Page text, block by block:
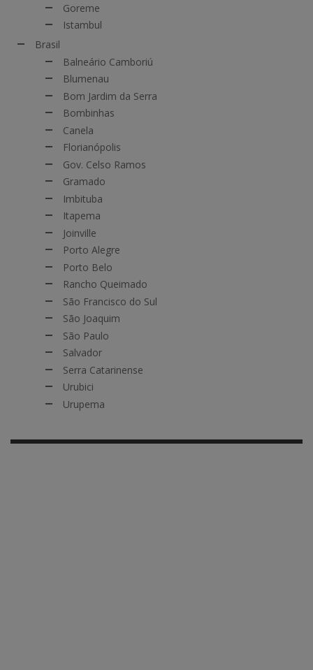
Goreme
Istambul
Brasil
Balneário Camboriú
Blumenau
Bom Jardim da Serra
Bombinhas
Canela
Florianópolis
Gov. Celso Ramos
Gramado
Imbituba
Itapema
Joinville
Porto Alegre
Porto Belo
Rancho Queimado
São Francisco do Sul
São Joaquim
São Paulo
Salvador
Serra Catarinense
Urubici
Urupema